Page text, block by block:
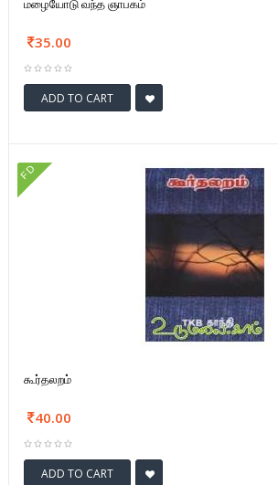
மழையோடு வந்த ஞாபகம்
35.00
ADD TO CART
FD
கூர்தலறம்
40.00
ADD TO CART